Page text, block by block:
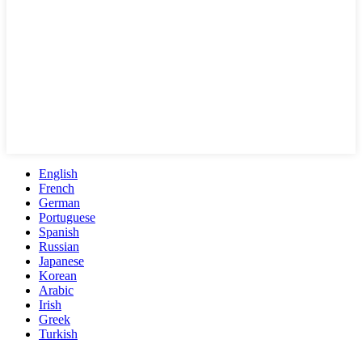
English
French
German
Portuguese
Spanish
Russian
Japanese
Korean
Arabic
Irish
Greek
Turkish